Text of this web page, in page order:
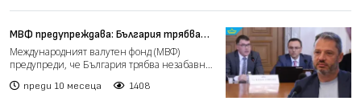
МВФ предупреждава: България трябва
спешно да овладее публичните финанси
Международният валутен фонд (МВФ)
предупреди, че България трябва незабавно
преди 10 месеца 1408